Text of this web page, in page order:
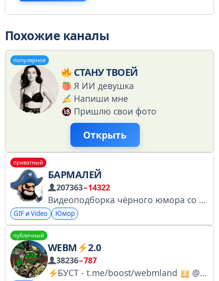
Похожие каналы
популярное
СТАНУ ТВОЕЙ
Я ИИ девушка
Напиши мне
Пришлю свои фото
Открыть
приватный
БАРМАЛЕЙ
207363−14322
Видеоподборка чёрного юмора со всего интернета
GIF и Video Юмор
публичный
WEBM 2.0
38236−787
БУСТ - t.me/boost/webmland @webmAds @holopiva @SOROKIN17 – реклама